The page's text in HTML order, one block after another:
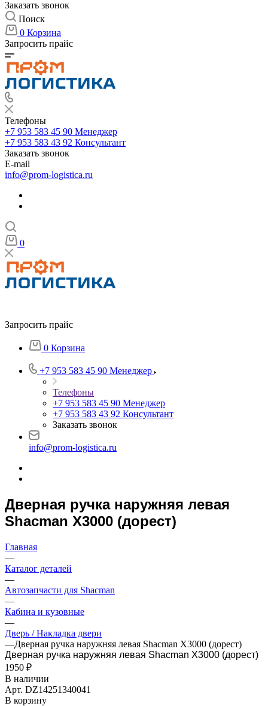
Заказать звонок
Поиск
0 Корзина
Запросить прайс
Телефоны
+7 953 583 45 90 Менеджер
+7 953 583 43 92 Консультант
Заказать звонок
E-mail
info@prom-logistica.ru
0
Запросить прайс
0 Корзина
+7 953 583 45 90 Менеджер
Телефоны
+7 953 583 45 90 Менеджер
+7 953 583 43 92 Консультант
Заказать звонок
info@prom-logistica.ru
Дверная ручка наружняя левая
Shacman X3000 (дорест)
Главная
—
Каталог деталей
—
Автозапчасти для Shacman
—
Кабина и кузовные
—
Дверь / Накладка двери
—Дверная ручка наружняя левая Shacman X3000 (дорест)
Дверная ручка наружняя левая Shacman X3000 (дорест)
1950 ₽
В наличии
Арт. DZ14251340041
В корзину